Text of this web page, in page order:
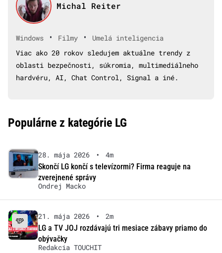
Michal Reiter
Windows • Filmy •
Umelá inteligencia
Viac ako 20 rokov sledujem aktuálne trendy z
oblasti bezpečnosti, súkromia, multimediálneho
hardvéru, AI, Chat Control, Signal a iné.
Populárne z kategórie LG
28. mája 2026 •
4m
Skončí LG končí s televízormi? Firma reaguje na
zverejnené správy
Ondrej Macko
21. mája 2026 •
2m
LG a TV JOJ rozdávajú tri mesiace zábavy priamo do
obývačky
Redakcia TOUCHIT